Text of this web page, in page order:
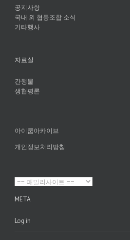
공지사항
국내·외 협동조합 소식
기타행사
자료실
간행물
생협평론
아이쿱아카이브
개인정보처리방침
META
Log in